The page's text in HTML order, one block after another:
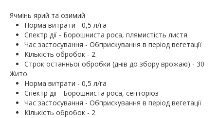
Ячмінь ярий та озимий
Норма витрати - 0,5 л/га
Спектр дії - Борошниста роса, плямистість листя
Час застосування - Обприскування в період вегетації
Кількість обробок - 2
Строк останньої обробки (днів до збору врожаю) - 30
Жито
Норма витрати - 0,5 л/га
Спектр дії - Борошниста роса, септоріоз
Час застосування - Обприскування в період вегетації
Кількість обробок - 2